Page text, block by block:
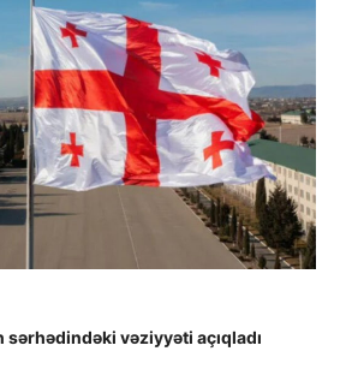
sərhədindəki vəziyyəti açıqladı